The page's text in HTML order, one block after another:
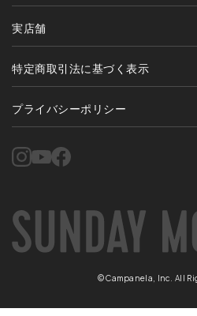
実店舗
特定商取引法に基づく表示
プライバシーポリシー
©Campanela, Inc. All